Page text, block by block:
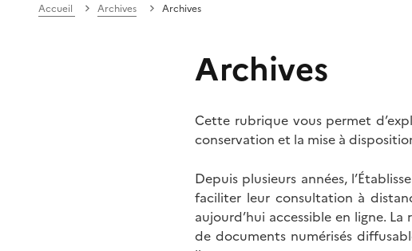
Accueil Archives Archives
Archives
Cette rubrique vous permet
conservation et la mise à
Depuis plusieurs années,
faciliter leur consultation à
aujourd’hui accessible en ligne. La
de documents numérisés